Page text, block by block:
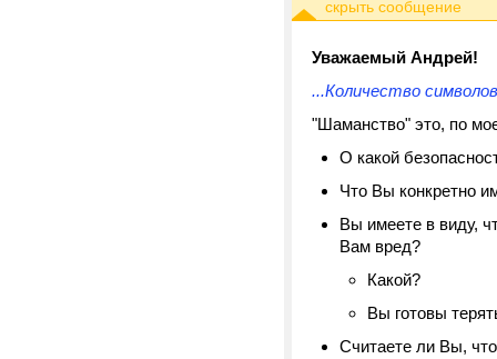
Уважаемый Андрей!
...Количество
"Шаманство" это, по
О какой
Что Вы конкретно
Вы имеете в виду,
Вам вред?
Какой?
Вы готовы
Считаете ли Вы,